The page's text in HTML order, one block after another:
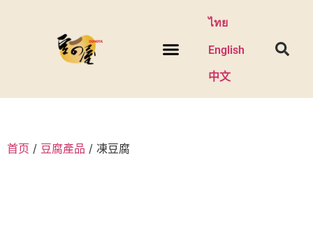
ไทย
English
中文
首页 / 豆腐產品 / 凍豆腐